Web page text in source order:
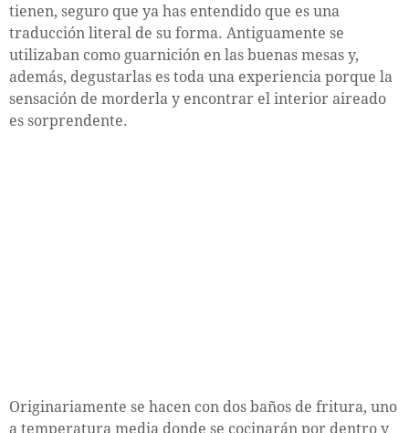
tienen, seguro que ya has entendido que es una
traducción literal de su forma. Antiguamente se
utilizaban como guarnición en las buenas mesas y,
además, degustarlas es toda una experiencia porque la
sensación de morderla y encontrar el interior aireado
es sorprendente.
Originariamente se hacen con dos baños de fritura, uno
a temperatura media donde se cocinarán por dentro y